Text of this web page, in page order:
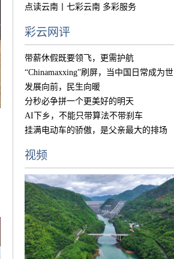
物违
点读云南丨七彩云南 多彩服务
彩云网评
带薪休假既要领飞，更需护航
“Chinamaxxing”刷屏，当中国日常成为世
界
发展向前，民生向暖
分秒必争拼一个更美好的明天
AI下乡，不能只带算法不带刹车
挂满电动车的骄傲，是父亲最大的排场
视频